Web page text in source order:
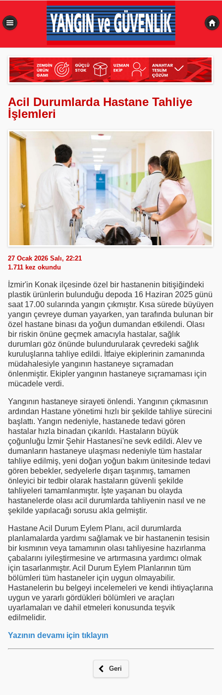
Acil Durumlarda Hastane Tahliye
İşlemleri
27 Ocak 2026 Salı, 22:21
1.711 kez okundu
İzmir'in Konak ilçesinde özel bir hastanenin bitişiğindeki
plastik ürünlerin bulunduğu depoda 16 Haziran 2025 günü
saat 17.00 sularında yangın çıkmıştır. Kısa sürede büyüyen
yangın çevreye duman yayarken, yan tarafında bulunan bir
özel hastane binası da yoğun dumandan etkilendi. Olası
bir riskin önüne geçmek amacıyla hastalar, sağlık
durumları göz önünde bulundurularak çevredeki sağlık
kuruluşlarına tahliye edildi. İtfaiye ekiplerinin zamanında
müdahalesiyle yangının hastaneye sıçramadan
önlenmiştir. Ekipler yangının hastaneye sıçramaması için
mücadele verdi.
Yangının hastaneye sirayeti önlendi. Yangının çıkmasının
ardından Hastane yönetimi hızlı bir şekilde tahliye sürecini
başlattı. Yangın nedeniyle, hastanede tedavi gören
hastalar hızla binadan çıkarıldı. Hastaların büyük
çoğunluğu İzmir Şehir Hastanesi'ne sevk edildi. Alev ve
dumanların hastaneye ulaşması nedeniyle tüm hastalar
tahliye edilmiş, yeni doğan yoğun bakım ünitesinde tedavi
gören bebekler, sedyelerle dışarı taşınmış, tamamen
önleyici bir tedbir olarak hastaların güvenli şekilde
tahliyeleri tamamlanmıştır. İşte yaşanan bu olayda
hastanelerde olası acil durumlarda tahliyenin nasıl ve ne
şekilde yapılacağı sorusu akla gelmiştir.
Hastane Acil Durum Eylem Planı, acil durumlarda
planlamalarda yardımı sağlamak ve bir hastanenin tesisin
bir kısmının veya tamamının olası tahliyesine hazırlanma
çabalarını iyileştirmesine ve artırmasına yardımcı olmak
için tasarlanmıştır. Acil Durum Eylem Planlarının tüm
bölümleri tüm hastaneler için uygun olmayabilir.
Hastanelerin bu belgeyi incelemeleri ve kendi ihtiyaçlarına
uygun ve yararlı gördükleri bölümleri ve araçları
uyarlamaları ve dahil etmeleri konusunda teşvik
edilmelidir.
Yazının devamı için tıklayın
Geri
0,488 sn